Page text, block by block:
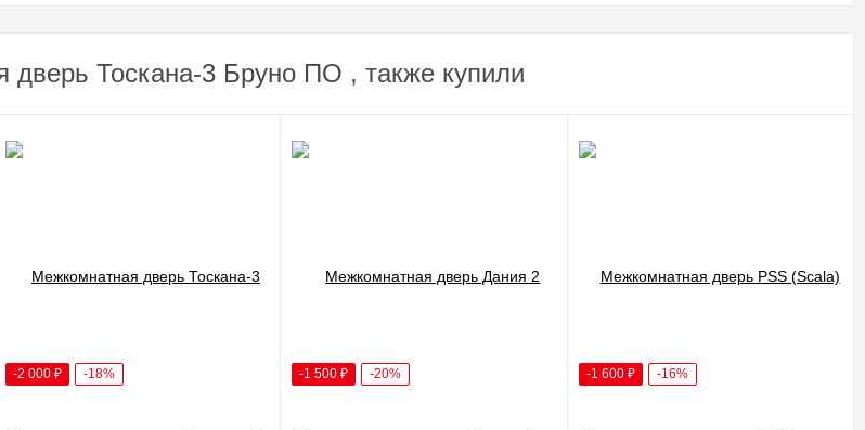
дверь Тоскана-3 Бруно ПО , также купили
-2 000 ₽ -18% -1 500₽ -20% -1 600₽ -16%